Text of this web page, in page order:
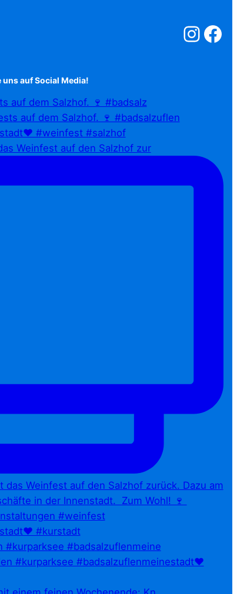
Salzstreuner
auf Social Media!
auf dem Salzhof. 🍷 #badsalz
Weinfest auf den Salzhof zur
#badsalzuflenmeine